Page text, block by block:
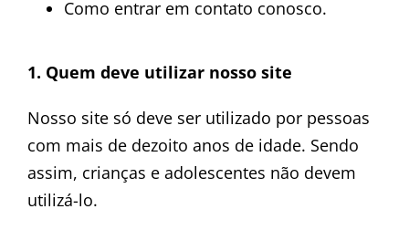
Como entrar em contato conosco.
1. Quem deve utilizar nosso site
Nosso site só deve ser utilizado por pessoas
com mais de dezoito anos de idade. Sendo
assim, crianças e adolescentes não devem
utilizá-lo.